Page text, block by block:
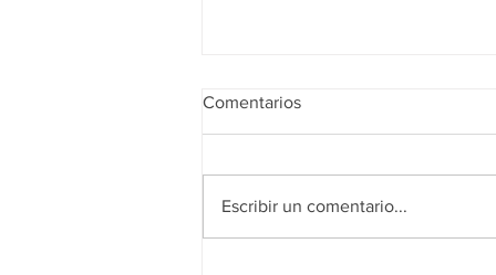
Realidad de octubre
Comentarios
Escribir un comentario...